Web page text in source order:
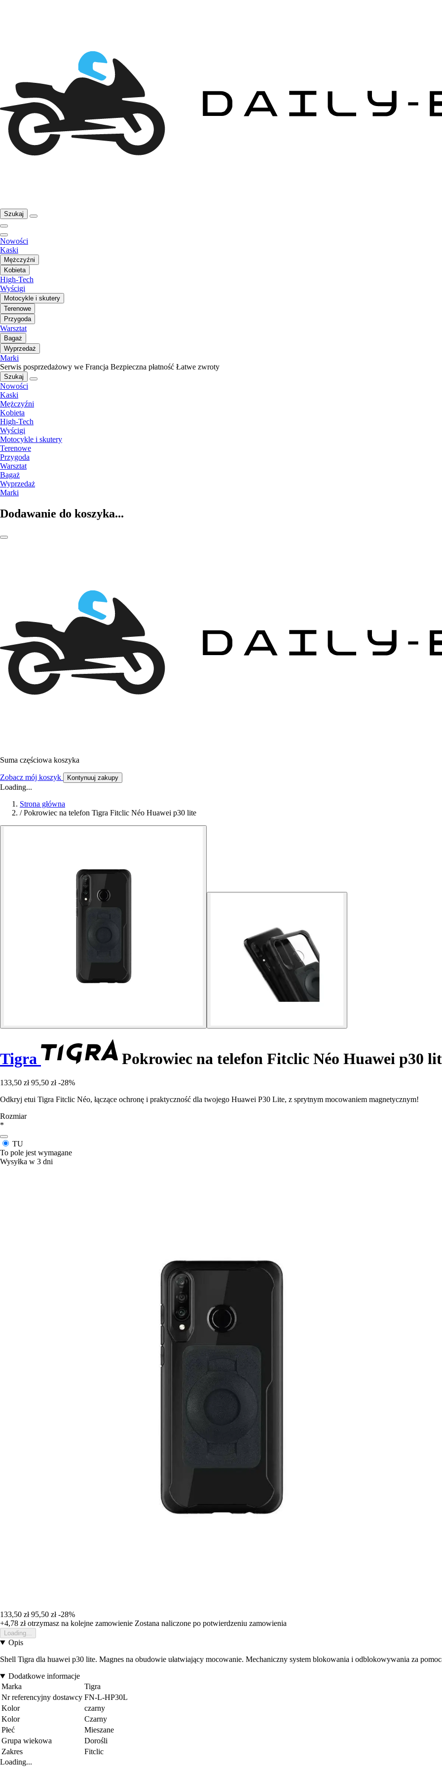
Szukaj
Nowości
Kaski
Mężczyźni
Kobieta
High-Tech
Wyścigi
Motocykle i skutery
Terenowe
Przygoda
Warsztat
Bagaż
Wyprzedaż
Marki
Serwis posprzedażowy we Francja Bezpieczna płatność Łatwe zwroty
Szukaj
Nowości
Kaski
Mężczyźni
Kobieta
High-Tech
Wyścigi
Motocykle i skutery
Terenowe
Przygoda
Warsztat
Bagaż
Wyprzedaż
Marki
Dodawanie do koszyka...
Suma częściowa koszyka
Zobacz mój koszyk Kontynuuj zakupy
Loading...
Strona główna
/ Pokrowiec na telefon Tigra Fitclic Néo Huawei p30 lite
Tigra Pokrowiec na telefon Fitclic Néo Huawei p30
133,50 zł 95,50 zł -28%
Odkryj etui Tigra Fitclic Néo, łączące ochronę i praktyczność dla twojego Huawei P30 Lite, z sprytnym mocowaniem magnetycznym!
Rozmiar
*
TU
To pole jest wymagane
Wysyłka w 3 dni
133,50 zł 95,50 zł -28%
+4,78 złotrzymasz na kolejne zamowienie Zostana naliczone po potwierdzeniu zamowienia
Loading...
Opis
Shell Tigra dla huawei p30 lite. Magnes na obudowie ułatwiający mocowanie. Mechaniczny system blokowania i odblokowywania za
Dodatkowe informacje
Marka
Tigra
Nr referencyjny dostawcy FN-L-HP30L
Kolor
czarny
Kolor
Czarny
Płeć
Mieszane
Grupa wiekowa
Dorośli
Zakres
Fitclic
Loading...